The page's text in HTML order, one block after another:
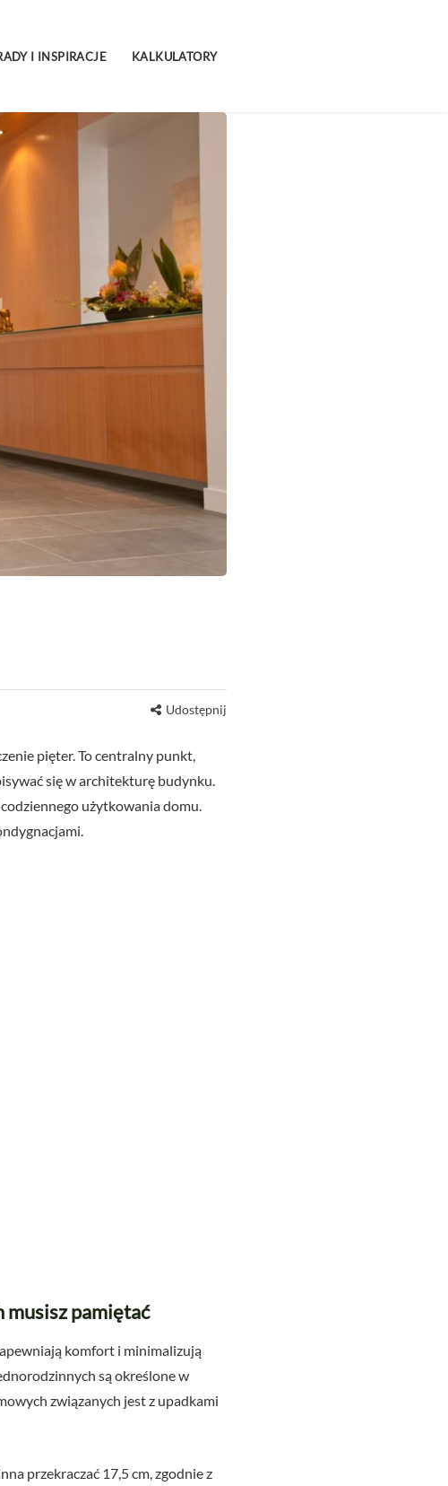
I INSPIRACJE KALKULATORY
Udostępnij
pięter. To centralny punkt,
się w architekturę budynku.
użytkowania domu.
musisz pamiętać
komfort i minimalizują
są określone w
związanych jest z upadkami
przekraczać 17,5 cm, zgodnie z